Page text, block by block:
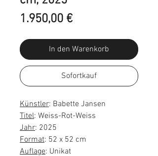
1.950,00 €Preis
In den Warenkorb
Sofortkauf
Künstler: Babette Jansen
Titel: Weiss-Rot-Weiss
Jahr: 2025
Format: 52 x 52 cm
Auflage: Unikat